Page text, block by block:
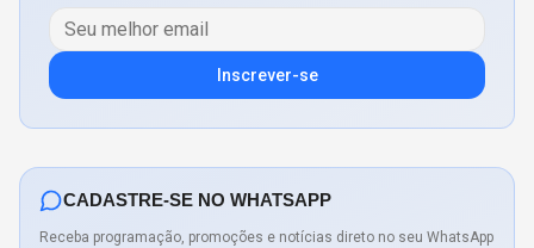
Inscrever-se
CADASTRE-SE NO WHATSAPP
Receba programação, promoções e notícias direto no seu WhatsApp